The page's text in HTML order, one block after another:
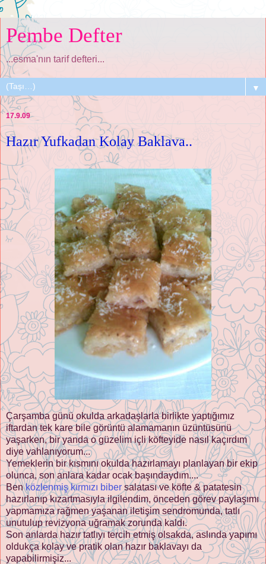
Pembe Defter
...esma'nın tarif defteri...
▼
17.9.09
Hazır Yufkadan Kolay Baklava..
Çarşamba günü okulda arkadaşlarla birlikte yaptığımız
iftardan tek kare bile görüntü alamamanın üzüntüsünü
yaşarken, bir yanda o güzelim içli köfteyide nasıl kaçırdım
diye vahlanıyorum...
Yemeklerin bir kısmını okulda hazırlamayı planlayan bir ekip
olunca, son anlara kadar ocak başındaydım....
Benközlenmiş kırmızı biber salatası ve köfte & patatesin
hazırlanıp kızartmasıyla ilgilendim, önceden görev paylaşımı
yapmamıza rağmen yaşanan iletişim sendromunda, tatlı
unutulup revizyona uğramak zorunda kaldı.
Son anlarda hazır tatlıyı tercih etmiş olsakda, aslında yapımı
oldukça kolay ve pratik olan hazır baklavayı da
yapabilirmişiz...